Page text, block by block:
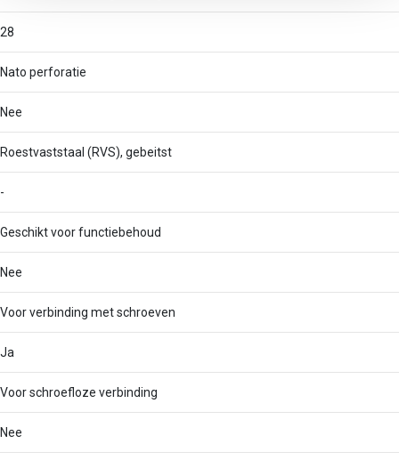
28
Nato perforatie
Nee
Roestvaststaal (RVS), gebeitst
-
Geschikt voor functiebehoud
Nee
Voor verbinding met schroeven
Ja
Voor schroefloze verbinding
Nee